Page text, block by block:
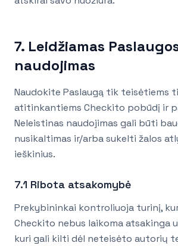
7. Leidžiamas
naudojimas
Naudokite Paslaugą tik teisėtiems
atitinkantiems Checkito pobūdį ir
Neleistinas naudojimas gali būti
nusikaltimas ir/arba sukelti žalos
ieškinius.
7.1 Ribota atsakomybė
Prekybininkai kontroliuoja turinį,
Checkito nebus laikoma atsakinga
kuri gali kilti dėl neteisėto autorių